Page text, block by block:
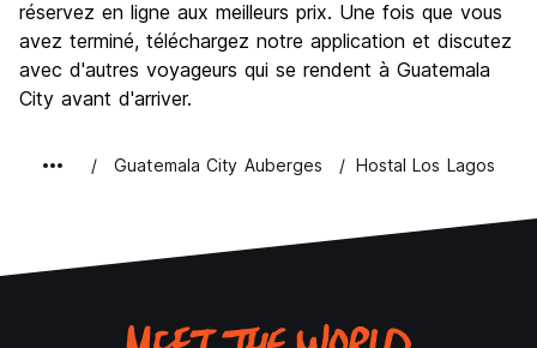
réservez en ligne aux meilleurs prix. Une fois que vous
avez terminé, téléchargez notre application et discutez
avec d'autres voyageurs qui se rendent à Guatemala
City avant d'arriver.
Guatemala City Auberges Hostal Los Lagos